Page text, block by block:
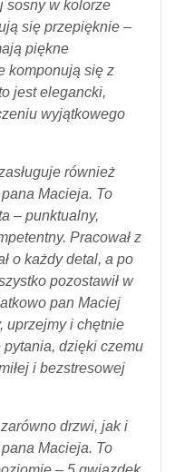
sosny w kolorze
się przepięknie –
piękne
komponują się z
jest elegancki,
wyjątkowego
również
Macieja. To
– punktualny,
Pracował z
o każdy detal, a po
pozostawił w
pan Maciej
uprzejmy i chętnie
dzięki czemu
i bezstresowej
drzwi, jak i
Macieja. To